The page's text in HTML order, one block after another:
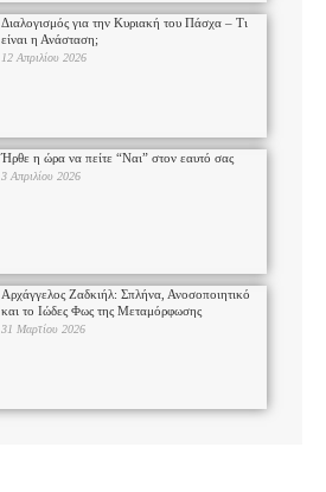
Διαλογισμός για την Κυριακή του Πάσχα – Τι
είναι η Ανάσταση;
12 Απριλίου 2026
Ήρθε η ώρα να πείτε “Ναι” στον εαυτό σας
3 Απριλίου 2026
Αρχάγγελος Ζαδκιήλ: Σπλήνα, Ανοσοποιητικό
και το Ιώδες Φως της Μεταμόρφωσης
31 Μαρτίου 2026